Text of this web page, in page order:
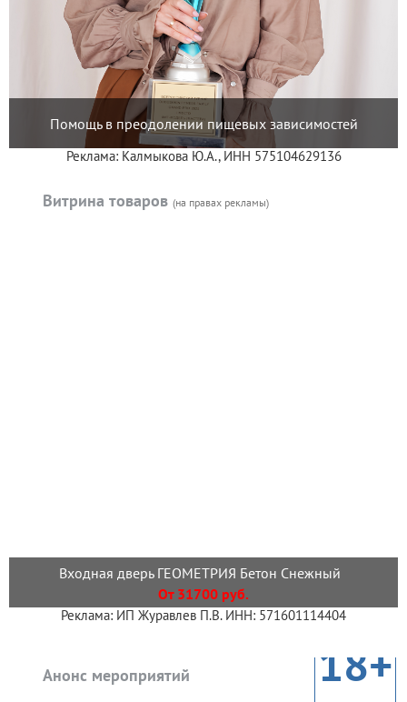
Помощь в преодолении пищевых зависимостей
Реклама: Калмыкова Ю.А., ИНН 575104629136
Витрина товаров (на правах рекламы)
Входная дверь ГЕОМЕТРИЯ Бетон Снежный
От 31700 руб.
Реклама: ИП Журавлев П.В. ИНН: 571601114404
Анонс мероприятий 18+